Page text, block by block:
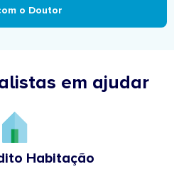
o Doutor
em ajudar
Habitação